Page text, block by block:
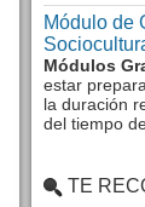
Módulo de
Módulos
estar
la duración
del tiempo
TE